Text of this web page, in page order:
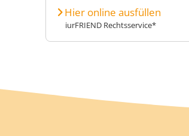
Hier online ausfüllen
iurFRIEND Rechtsservice*